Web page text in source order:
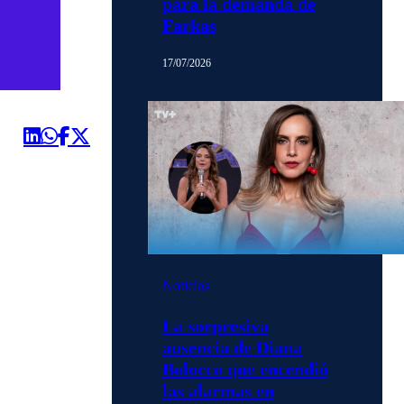
Farkas
17/07/2026
Noticias
La sorpresiva
ausencia de Diana
Bolocco que encendió
las alarmas en